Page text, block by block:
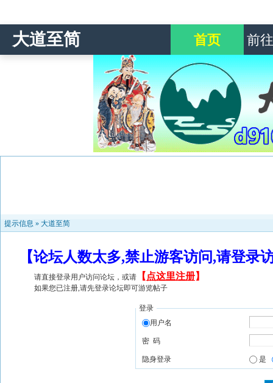
大道至简 首页 前
提示信息 » 大道至简
【论坛人数太多,禁止游客访问,请登
请直接登录用户访问论坛，或请 【 点这里注册】
如果您已注册,请先登录论坛即可游览帖子
登录
用户名
密 码
隐身登录 是